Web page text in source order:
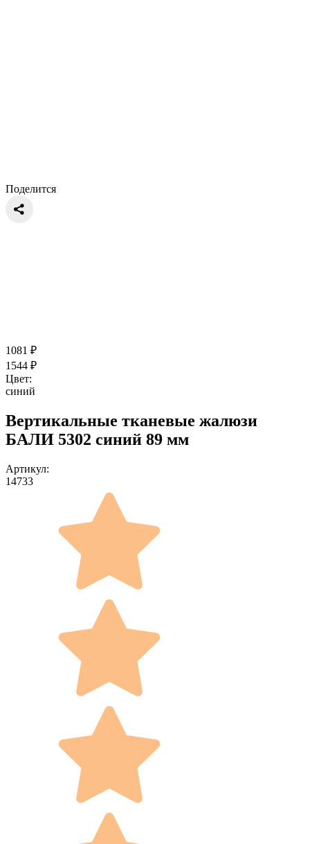
Поделится
1081 ₽
1544 ₽
Цвет:
синий
Вертикальные тканевые жалюзи
БАЛИ 5302 синий 89 мм
Артикул:
14733